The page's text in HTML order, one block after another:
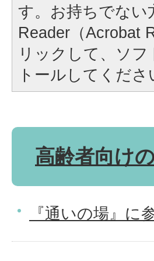
す。お持ちでない
Reader（Acrobat
リックして、ソ
トールしてくださ
高齢者向け
『通いの場』に